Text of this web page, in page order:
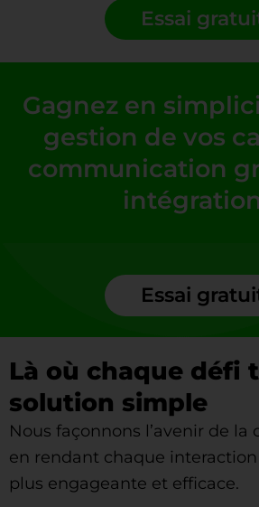
Essai
Gagnez en
gestion de vos
communication
Essai
Là où chaque défi
solution simple
Nous façonnons l’avenir de
en rendant chaque
plus engageante et efficace.